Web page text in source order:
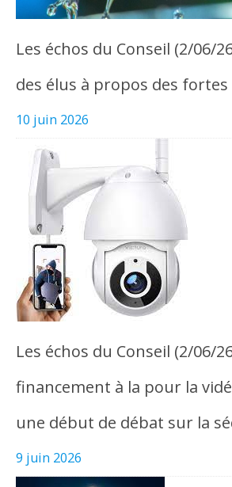
Les échos du Conseil (2/06/
des élus à propos des
10 juin 2026
Les échos du Conseil (2/06/
financement à la pour la
une début de débat sur la
9 juin 2026